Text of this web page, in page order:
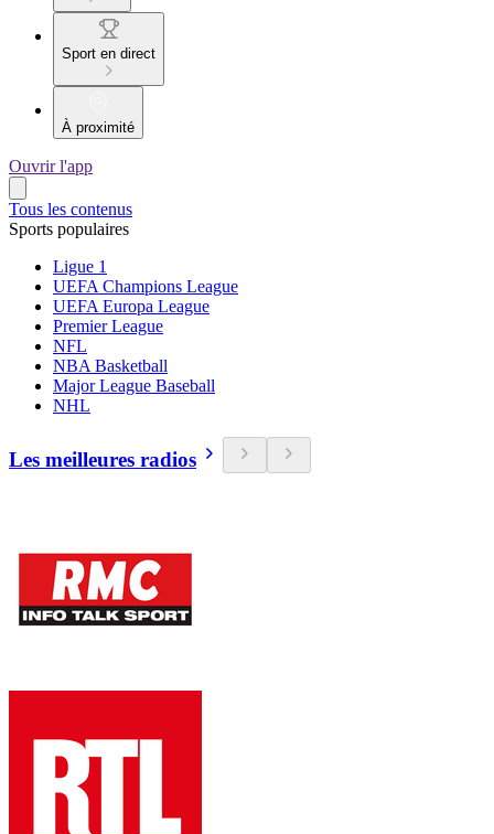
Sport en direct
À proximité
Ouvrir l'app
Tous les contenus
Sports populaires
Ligue 1
UEFA Champions League
UEFA Europa League
Premier League
NFL
NBA Basketball
Major League Baseball
NHL
Les meilleures radios